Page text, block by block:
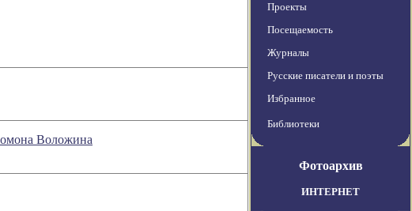
Воложина
Проекты
Посещаемость
Журналы
Русские писатели и поэты
Избранное
Библиотеки
Фотоархив
ИНТЕРНЕТ